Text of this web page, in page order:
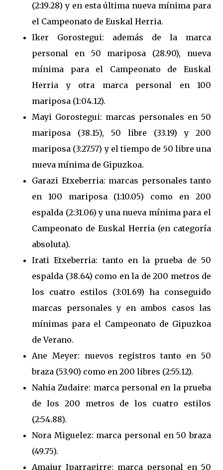
(2:19.28) y en esta última nueva mínima para
el Campeonato de Euskal Herria.
Iker Gorostegui: además de la marca
personal en 50 mariposa (28.90), nueva
mínima para el Campeonato de Euskal
Herria y otra marca personal en 100
mariposa (1:04.12).
Mayi Gorostegui: marcas personales en 50
mariposa (38.15), 50 libre (33.19) y 200
mariposa (3:27.57) y el tiempo de 50 libre una
nueva mínima de Gipuzkoa.
Garazi Etxeberria: marcas personales tanto
en 100 mariposa (1:10.05) como en 200
espalda (2:31.06) y una nueva mínima para el
Campeonato de Euskal Herria (en categoría
absoluta).
Irati Etxeberria: tanto en la prueba de 50
espalda (38.64) como en la de 200 metros de
los cuatro estilos (3:01.69) ha conseguido
marcas personales y en ambos casos las
mínimas para el Campeonato de Gipuzkoa
de Verano.
Ane Meyer: nuevos registros tanto en 50
braza (53.90) como en 200 libres (2:55.12).
Nahia Zudaire: marca personal en la prueba
de los 200 metros de los cuatro estilos
(2:54.88).
Nora Miguelez: marca personal en 50 braza
(49.75).
Amaiur Iparragirre: marca personal en 50